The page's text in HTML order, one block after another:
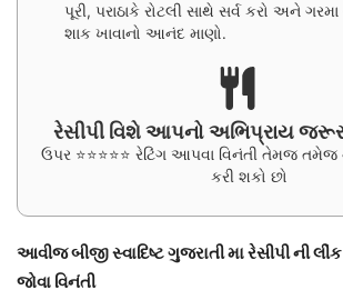
પૂરી, પરાઠાકે રોટલી સાથે સર્વ કરો અને
શાક ખાવાનો આનંદ માણો.
રેસીપી વિશે આપનો અભિપ્રાય
ઉપર ⭐⭐⭐⭐⭐ રેટિંગ આપવા વિનંતી તેમજ
કરી શકો છો
આવીજ બીજી સ્વાદિષ્ટ ગુજરાતી મા રેસીપી ની
જોવા વિનંતી